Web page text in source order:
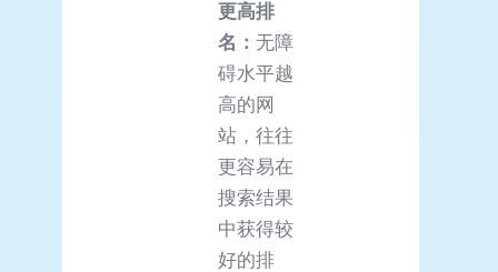
更高排
名 ： 无障
碍水平越
高的网
站，往往
更容易在
搜索结果
中获得较
好的排